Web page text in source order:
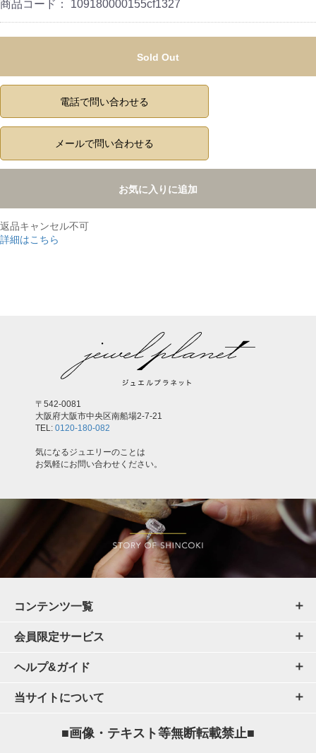
商品コード： 109180000155cf1327
Sold Out
電話で問い合わせる
メールで問い合わせる
お気に入りに追加
返品キャンセル不可
詳細はこちら
〒542-0081
大阪府大阪市中央区南船場2-7-21
TEL: 0120-180-082
気になるジュエリーのことは
お気軽にお問い合わせください。
コンテンツ一覧
会員限定サービス
ヘルプ&ガイド
当サイトについて
■画像・テキスト等無断転載禁止■